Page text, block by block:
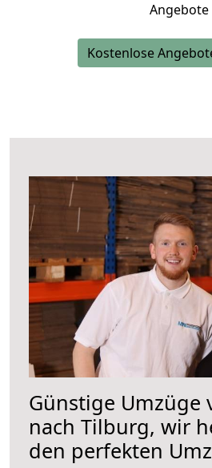
Angebote
Kostenlose
Günstige Umzüge
nach Tilburg, wir
den perfekten